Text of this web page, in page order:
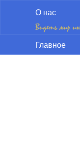
О нас
Главное